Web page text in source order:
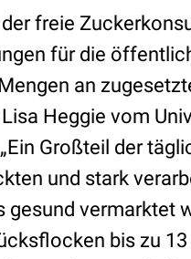
freie
für die
an
Heggie vom
Großteil der
und stark
vermarktet
bis zu 13